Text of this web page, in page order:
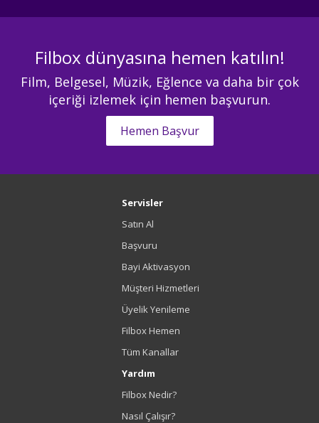
Filbox dünyasına hemen katılın!
Film, Belgesel, Müzik, Eğlence va daha bir çok
içeriği izlemek için hemen başvurun.
Hemen Başvur
Servisler
Satın Al
Başvuru
Bayi Aktivasyon
Müşteri Hizmetleri
Üyelik Yenileme
Filbox Hemen
Tüm Kanallar
Yardım
Filbox Nedir?
Nasıl Çalışır?